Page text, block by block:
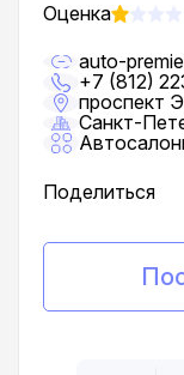
Оценка
auto-
+7 (812)
проспект
Санкт-
Поделиться